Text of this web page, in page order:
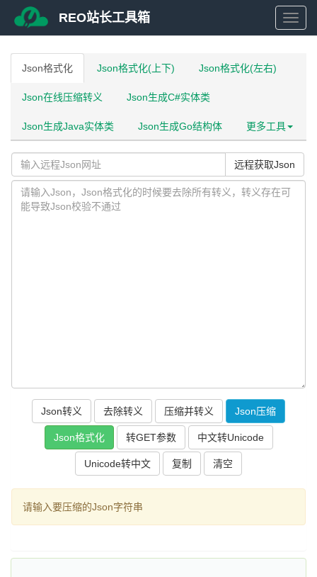
REO
具
REO站长工具箱
Json格式化 Json格式化(上下) Json格式化(左右)
Json在线压缩转义 Json生成C#实体类
Json生成Java实体类 Json生成Go结构体 更多工具
远程获取Json
复制
请输入要压缩的Json字符串